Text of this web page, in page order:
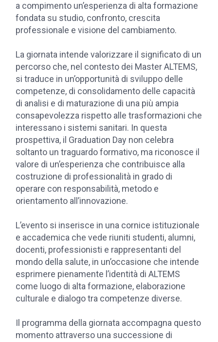
a compimento un’esperienza di alta formazione
fondata su studio, confronto, crescita
professionale e visione del cambiamento.
La giornata intende valorizzare il significato di un
percorso che, nel contesto dei Master ALTEMS,
si traduce in un’opportunità di sviluppo delle
competenze, di consolidamento delle capacità
di analisi e di maturazione di una più ampia
consapevolezza rispetto alle trasformazioni che
interessano i sistemi sanitari. In questa
prospettiva, il Graduation Day non celebra
soltanto un traguardo formativo, ma riconosce il
valore di un’esperienza che contribuisce alla
costruzione di professionalità in grado di
operare con responsabilità, metodo e
orientamento all’innovazione.
L’evento si inserisce in una cornice istituzionale
e accademica che vede riuniti studenti, alumni,
docenti, professionisti e rappresentanti del
mondo della salute, in un’occasione che intende
esprimere pienamente l’identità di ALTEMS
come luogo di alta formazione, elaborazione
culturale e dialogo tra competenze diverse.
Il programma della giornata accompagna questo
momento attraverso una successione di